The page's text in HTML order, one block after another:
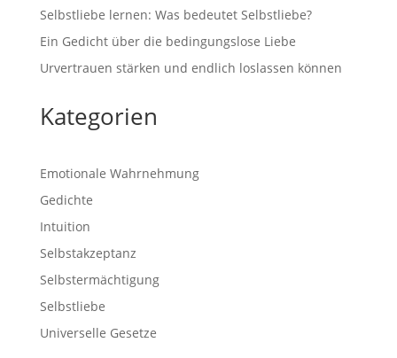
Selbstliebe lernen: Was bedeutet Selbstliebe?
Ein Gedicht über die bedingungslose Liebe
Urvertrauen stärken und endlich loslassen können
Kategorien
Emotionale Wahrnehmung
Gedichte
Intuition
Selbstakzeptanz
Selbstermächtigung
Selbstliebe
Universelle Gesetze